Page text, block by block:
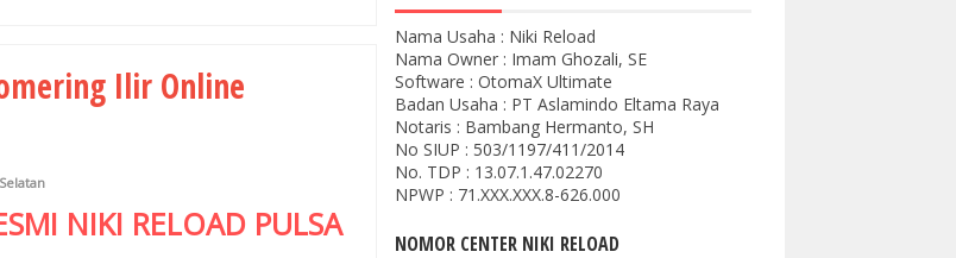
Ilir Online
NIKI RELOAD PULSA
Nama Usaha : Niki Reload
Nama Owner : Imam Ghozali, SE
Software : OtomaX Ultimate
Badan Usaha : PT Aslamindo Eltama Raya
Notaris : Bambang Hermanto, SH
No SIUP : 503/1197/411/2014
No. TDP : 13.07.1.47.02270
NPWP : 71.XXX.XXX.8-626.000
NOMOR CENTER NIKI RELOAD